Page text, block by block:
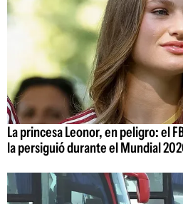
La princesa Leonor, en peligro: el
la persiguió durante el Mundial